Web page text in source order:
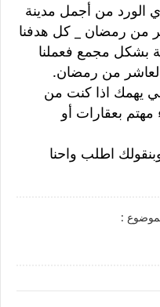
الورد من أجمل مدينة
من رمضان _ كل هدفنا
بشكل مجمع فعملنا
العاشر من رمضان.
يهمك اذا كنت من
بعقارات أو
اطلب واحنا
: